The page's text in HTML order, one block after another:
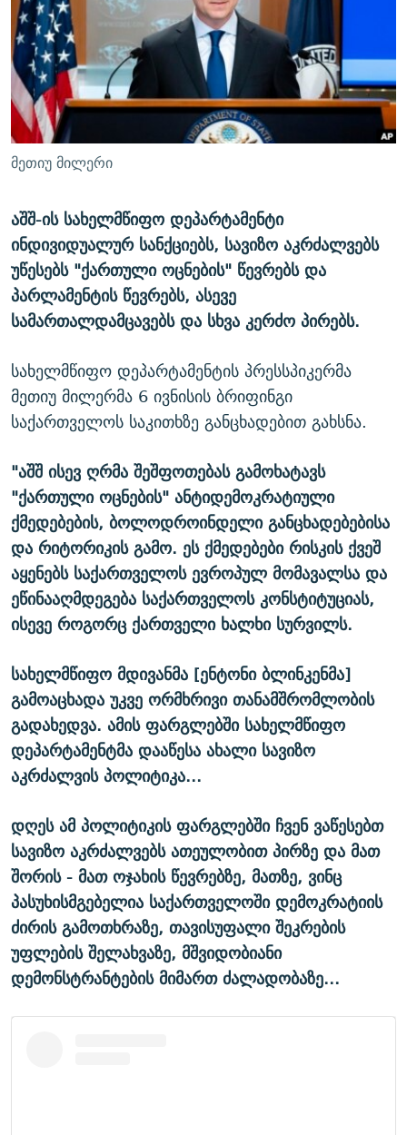
ᲛᲝᲚᲐᲞᲐᲠᲐᲙᲔ ᲢᲔᲥᲡᲢᲔᲑᲘ
ᲨᲘᲜ - ᲣᲪᲮᲝᲔᲗᲨᲘ
ᲚᲘᲢᲔᲠᲐᲢᲣᲠᲣᲚᲘ ᲬᲐᲮᲜᲐᲒᲔᲑᲘ
ᲐᲛᲔᲠᲘᲙᲣᲚᲘ ᲛᲝᲗᲮᲠᲝᲑᲐ
ᲘᲛᲞᲔᲠᲘᲐ ᲓᲐ ᲠᲐᲓᲘᲝ
ᲩᲔᲛᲘ ᲡᲘᲙᲕᲓᲘᲚᲘᲡ ᲛᲘᲖᲔᲖᲘᲐ COVID-19
11 ᲬᲔᲚᲘ - 11 ᲐᲛᲑᲐᲕᲘ
ᲡᲐᲞᲐᲠᲚᲐᲛᲔᲜᲢᲝ ᲐᲠᲩᲔᲕᲜᲔᲑᲘᲡ ᲘᲡᲢᲝᲠᲘᲐ
ᲑᲐᲕᲨᲕᲔᲑᲘ ᲞᲠᲝᲡᲢᲘᲢᲣᲪᲘᲐᲨᲘ - ᲐᲛᲝᲣᲗᲥᲛᲔᲚᲘ ᲐᲛᲑᲐᲕᲘ
5 ᲐᲛᲑᲐᲕᲘ - 20 ᲘᲕᲜᲘᲡᲡ ᲓᲐᲨᲐᲕᲔᲑᲣᲚᲔᲑᲘ
ПРИВЕТ ᲙᲣᲚᲢᲣᲠᲐ
ᲒᲐᲛᲝᲘᲬᲔᲠᲔ
რთე/რთ-ის ყველა საიტი
მეთიუ მილერი
აშშ-ის სახელმწიფო დეპარტამენტი
ინდივიდუალურ სანქციებს, სავიზო აკრძალვებს
უწესებს "ქართული ოცნების" წევრებს და
პარლამენტის წევრებს, ასევე
სამართალდამცავებს და სხვა კერძო პირებს.
სახელმწიფო დეპარტამენტის პრესსპიკერმა
მეთიუ მილერმა 6 ივნისის ბრიფინგი
საქართველოს საკითხზე განცხადებით გახსნა.
"აშშ ისევ ღრმა შეშფოთებას გამოხატავს
"ქართული ოცნების" ანტიდემოკრატიული
ქმედებების, ბოლოდროინდელი განცხადებებისა
და რიტორიკის გამო. ეს ქმედებები რისკის ქვეშ
აყენებს საქართველოს ევროპულ მომავალსა და
ეწინააღმდეგება საქართველოს კონსტიტუციას,
ისევე როგორც ქართველი ხალხი სურვილს.
სახელმწიფო მდივანმა [ენტონი ბლინკენმა]
გამოაცხადა უკვე ორმხრივი თანამშრომლობის
გადახედვა. ამის ფარგლებში სახელმწიფო
დეპარტამენტმა დააწესა ახალი სავიზო
აკრძალვის პოლიტიკა...
დღეს ამ პოლიტიკის ფარგლებში ჩვენ ვაწესებთ
სავიზო აკრძალვებს ათეულობით პირზე და მათ
შორის - მათ ოჯახის წევრებზე, მათზე, ვინც
პასუხისმგებელია საქართველოში დემოკრატიის
ძირის გამოთხრაზე, თავისუფალი შეკრების
უფლების შელახვაზე, მშვიდობიანი
დემონსტრანტების მიმართ ძალადობაზე...